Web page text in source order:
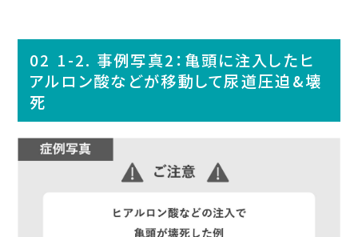
1-2. 事例写真2：亀頭に注入したヒ
アルロン酸などが移動して尿道圧迫&壊
死